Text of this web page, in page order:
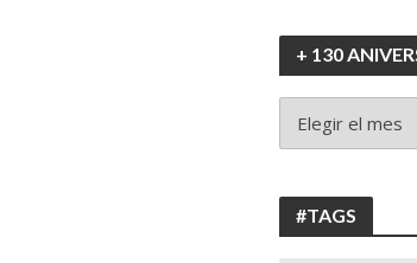
+ 130
130
#TAGS